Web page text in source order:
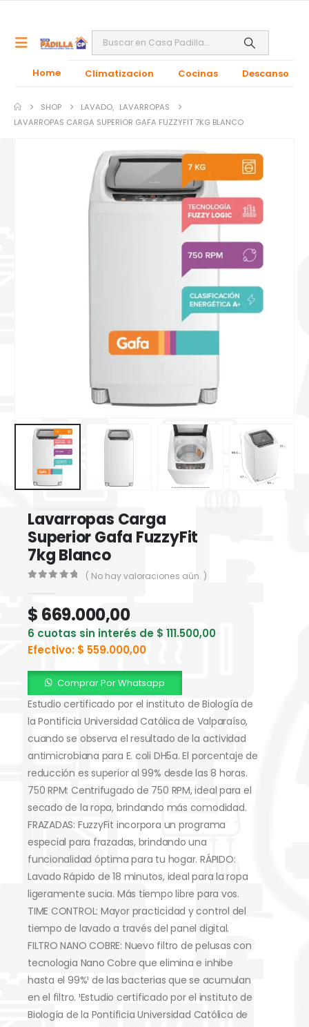
Home Climatizacion Cocinas Descanso
SHOP LAVADO, LAVARROPAS
LAVARROPAS CARGA SUPERIOR GAFA FUZZYFIT 7KG BLANCO
Lavarropas Carga
Superior Gafa FuzzyFit
7kg Blanco
( No hay valoraciones aún. )
$ 669.000,00
6 cuotas sin interés de $ 111.500,00
Efectivo: $ 559.000,00
Comprar Por Whatsapp
Estudio certificado por el instituto de Biología de
la Pontificia Universidad Católica de Valparaíso,
cuando se observa el resultado de la actividad
antimicrobiana para E. coli DH5a. El porcentaje de
reducción es superior al 99% desde las 8 horas.
750 RPM: Centrifugado de 750 RPM, ideal para el
secado de la ropa, brindando más comodidad.
FRAZADAS: FuzzyFit incorpora un programa
especial para frazadas, brindando una
funcionalidad óptima para tu hogar. RÁPIDO:
Lavado Rápido de 18 minutos, ideal para la ropa
ligeramente sucia. Más tiempo libre para vos.
TIME CONTROL: Mayor practicidad y control del
tiempo de lavado a través del panel digital.
FILTRO NANO COBRE: Nuevo filtro de pelusas con
tecnologia Nano Cobre que elimina e inhibe
hasta el 99%¹ de las bacterias que se acumulan
en el filtro. ¹Estudio certificado por el instituto de
Biología de la Pontificia Universidad Católica de